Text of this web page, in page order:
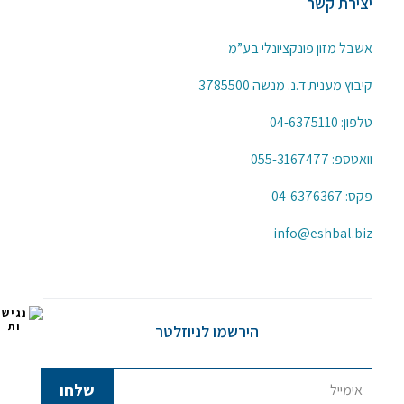
אשבל מזון פונקציונלי בע”מ
קיבוץ מענית ד.נ. מנשה 3785500
טלפון: 04-6375110
וואטספ: 055-3167477
פקס: 04-6376367
info@eshbal.biz
הירשמו לניוזלטר